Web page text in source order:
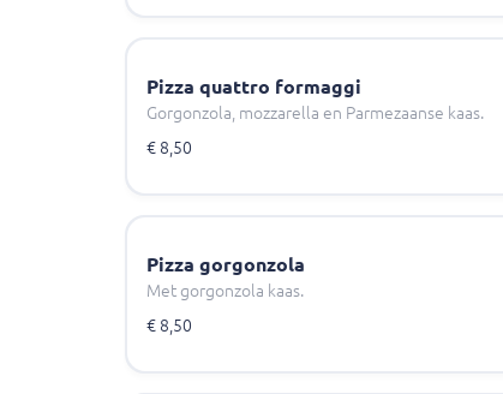
Pizza quattro formaggi
Gorgonzola, mozzarella en Parmezaanse kaas.
€ 8,50
Pizza gorgonzola
Met gorgonzola kaas.
€ 8,50